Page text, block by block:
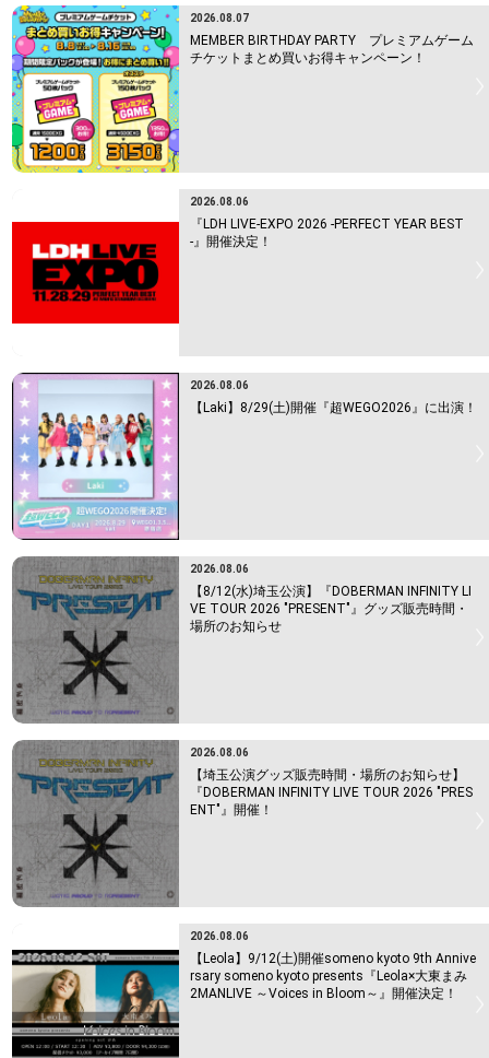
2026.08.07
MEMBER BIRTHDAY PARTY プレミアムゲーム
チケットまとめ買いお得キャンペーン！
2026.08.06
『LDH LIVE-EXPO 2026 -PERFECT YEAR BEST
-』開催決定！
2026.08.06
【Laki】8/29(土)開催『超WEGO2026』に出演！
2026.08.06
【8/12(水)埼玉公演】『DOBERMAN INFINITY LI
VE TOUR 2026 "PRESENT"』グッズ販売時間・
場所のお知らせ
2026.08.06
【埼玉公演グッズ販売時間・場所のお知らせ】
『DOBERMAN INFINITY LIVE TOUR 2026 "PRES
ENT"』開催！
2026.08.06
【Leola】9/12(土)開催someno kyoto 9th Annive
rsary someno kyoto presents『Leola×大東まみ
2MANLIVE ～Voices in Bloom～』開催決定！